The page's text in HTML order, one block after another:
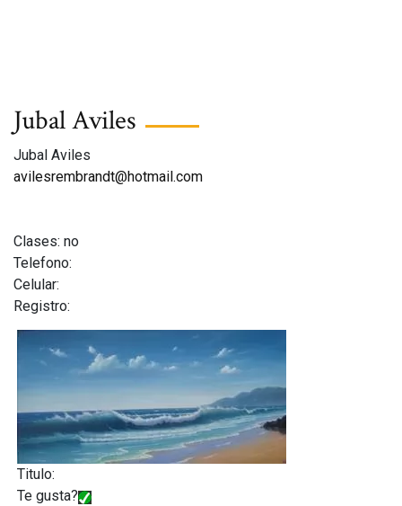
Jubal Aviles
Jubal Aviles
avilesrembrandt@hotmail.com
Clases: no
Telefono:
Celular:
Registro:
Titulo:
Te gusta?